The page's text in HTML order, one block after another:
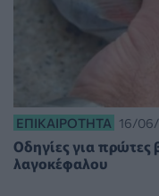
ΕΠΙΚΑΙΡΌΤΗΤΑ 16/
Οδηγίες για
λαγοκέφαλου